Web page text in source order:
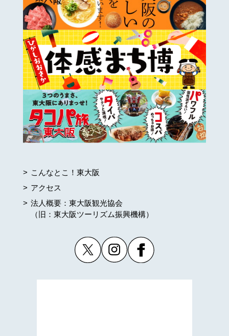
こんなとこ！東大阪
アクセス
法人概要：東大阪観光協会
（旧：東大阪ツーリズム振興機構）